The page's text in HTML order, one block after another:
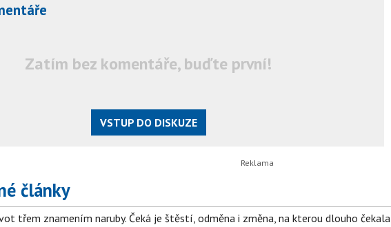
Zatím bez komentáře, buďte první!
VSTUP DO DISKUZE
články
třem znamením naruby. Čeká je štěstí, odměna i změna, na kterou dlouho čekala